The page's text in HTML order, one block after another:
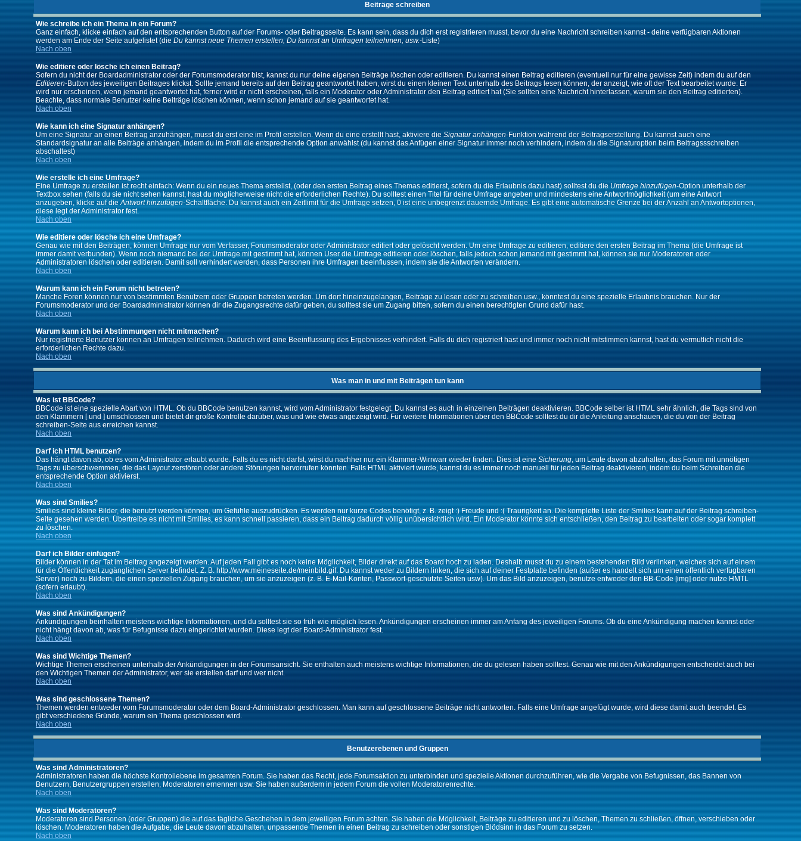
Beiträge schreiben
Wie schreibe ich ein Thema in ein Forum?
Ganz einfach, klicke einfach auf den entsprechenden Button auf der Forums- oder Beitragsseite. Es kann sein, dass du dich erst registrieren musst, bevor du eine Nachricht schreiben kannst - deine verfügbaren Aktionen
werden am Ende der Seite aufgelistet (die Du kannst neue Themen erstellen, Du kannst an Umfragen teilnehmen, usw.-Liste)
Nach oben
Wie editiere oder lösche ich einen Beitrag?
Sofern du nicht der Boardadministrator oder der Forumsmoderator bist, kannst du nur deine eigenen Beiträge löschen oder editieren. Du kannst einen Beitrag editieren (eventuell nur für eine gewisse Zeit) indem du auf den
Editieren-Button des jeweiligen Beitrages klickst. Sollte jemand bereits auf den Beitrag geantwortet haben, wirst du einen kleinen Text unterhalb des Beitrags lesen können, der anzeigt, wie oft der Text bearbeitet wurde. Er
wird nur erscheinen, wenn jemand geantwortet hat, ferner wird er nicht erscheinen, falls ein Moderator oder Administrator den Beitrag editiert hat (Sie sollten eine Nachricht hinterlassen, warum sie den Beitrag editierten).
Beachte, dass normale Benutzer keine Beiträge löschen können, wenn schon jemand auf sie geantwortet hat.
Nach oben
Wie kann ich eine Signatur anhängen?
Um eine Signatur an einen Beitrag anzuhängen, musst du erst eine im Profil erstellen. Wenn du eine erstellt hast, aktiviere die Signatur anhängen-Funktion während der Beitragserstellung. Du kannst auch eine
Standardsignatur an alle Beiträge anhängen, indem du im Profil die entsprechende Option anwählst (du kannst das Anfügen einer Signatur immer noch verhindern, indem du die Signaturoption beim Beitragssschreiben
abschaltest)
Nach oben
Wie erstelle ich eine Umfrage?
Eine Umfrage zu erstellen ist recht einfach: Wenn du ein neues Thema erstellst, (oder den ersten Beitrag eines Themas editierst, sofern du die Erlaubnis dazu hast) solltest du die Umfrage hinzufügen-Option unterhalb der
Textbox sehen (falls du sie nicht sehen kannst, hast du möglicherweise nicht die erforderlichen Rechte). Du solltest einen Titel für deine Umfrage angeben und mindestens eine Antwortmöglichkeit (um eine Antwort
anzugeben, klicke auf dieAntwort hinzufügen-Schaltfläche. Du kannst auch ein Zeitlimit für die Umfrage setzen, 0 ist eine unbegrenzt dauernde Umfrage. Es gibt eine automatische Grenze bei der Anzahl an Antwortoptionen,
diese legt der Administrator fest.
Nach oben
Wie editiere oder lösche ich eine Umfrage?
Genau wie mit den Beiträgen, können Umfrage nur vom Verfasser, Forumsmoderator oder Administrator editiert oder gelöscht werden. Um eine Umfrage zu editieren, editiere den ersten Beitrag im Thema (die Umfrage ist
immer damit verbunden). Wenn noch niemand bei der Umfrage mit gestimmt hat, können User die Umfrage editieren oder löschen, falls jedoch schon jemand mit gestimmt hat, können sie nur Moderatoren oder
Administratoren löschen oder editieren. Damit soll verhindert werden, dass Personen ihre Umfragen beeinflussen, indem sie die Antworten verändern.
Nach oben
Warum kann ich ein Forum nicht betreten?
Manche Foren können nur von bestimmten Benutzern oder Gruppen betreten werden. Um dort hineinzugelangen, Beiträge zu lesen oder zu schreiben usw., könntest du eine spezielle Erlaubnis brauchen. Nur der
Forumsmoderator und der Boardadministrator können dir die Zugangsrechte dafür geben, du solltest sie um Zugang bitten, sofern du einen berechtigten Grund dafür hast.
Nach oben
Warum kann ich bei Abstimmungen nicht mitmachen?
Nur registrierte Benutzer können an Umfragen teilnehmen. Dadurch wird eine Beeinflussung des Ergebnisses verhindert. Falls du dich registriert hast und immer noch nicht mitstimmen kannst, hast du vermutlich nicht die
erforderlichen Rechte dazu.
Nach oben
Was man in und mit Beiträgen tun kann
Was ist BBCode?
BBCode ist eine spezielle Abart von HTML. Ob du BBCode benutzen kannst, wird vom Administrator festgelegt. Du kannst es auch in einzelnen Beiträgen deaktivieren. BBCode selber ist HTML sehr ähnlich, die Tags sind von
den Klammern [ und ] umschlossen und bietet dir große Kontrolle darüber, was und wie etwas angezeigt wird. Für weitere Informationen über den BBCode solltest du dir die Anleitung anschauen, die du von der Beitrag
schreiben-Seite aus erreichen kannst.
Nach oben
Darf ich HTML benutzen?
Das hängt davon ab, ob es vom Administrator erlaubt wurde. Falls du es nicht darfst, wirst du nachher nur ein Klammer-Wirrwarr wieder finden. Dies ist eine Sicherung, um Leute davon abzuhalten, das Forum mit unnötigen
Tags zu überschwemmen, die das Layout zerstören oder andere Störungen hervorrufen könnten. Falls HTML aktiviert wurde, kannst du es immer noch manuell für jeden Beitrag deaktivieren, indem du beim Schreiben die
entsprechende Option aktivierst.
Nach oben
Was sind Smilies?
Smilies sind kleine Bilder, die benutzt werden können, um Gefühle auszudrücken. Es werden nur kurze Codes benötigt, z. B. zeigt :) Freude und :( Traurigkeit an. Die komplette Liste der Smilies kann auf der Beitrag schreiben-
Seite gesehen werden. Übertreibe es nicht mit Smilies, es kann schnell passieren, dass ein Beitrag dadurch völlig unübersichtlich wird. Ein Moderator könnte sich entschließen, den Beitrag zu bearbeiten oder sogar komplett
zu löschen.
Nach oben
Darf ich Bilder einfügen?
Bilder können in der Tat im Beitrag angezeigt werden. Auf jeden Fall gibt es noch keine Möglichkeit, Bilder direkt auf das Board hoch zu laden. Deshalb musst du zu einem bestehenden Bild verlinken, welches sich auf einem
für die Öffentlichkeit zugänglichen Server befindet. Z. B. http://www.meineseite.de/meinbild.gif. Du kannst weder zu Bildern linken, die sich auf deiner Festplatte befinden (außer es handelt sich um einen öffentlich verfügbaren
Server) noch zu Bildern, die einen speziellen Zugang brauchen, um sie anzuzeigen (z. B. E-Mail-Konten, Passwort-geschützte Seiten usw). Um das Bild anzuzeigen, benutze entweder den BB-Code [img] oder nutze HMTL
(sofern erlaubt).
Nach oben
Was sind Ankündigungen?
Ankündigungen beinhalten meistens wichtige Informationen, und du solltest sie so früh wie möglich lesen. Ankündigungen erscheinen immer am Anfang des jeweiligen Forums. Ob du eine Ankündigung machen kannst oder
nicht hängt davon ab, was für Befugnisse dazu eingerichtet wurden. Diese legt der Board-Administrator fest.
Nach oben
Was sind Wichtige Themen?
Wichtige Themen erscheinen unterhalb der Ankündigungen in der Forumsansicht. Sie enthalten auch meistens wichtige Informationen, die du gelesen haben solltest. Genau wie mit den Ankündigungen entscheidet auch bei
den Wichtigen Themen der Administrator, wer sie erstellen darf und wer nicht.
Nach oben
Was sind geschlossene Themen?
Themen werden entweder vom Forumsmoderator oder dem Board-Administrator geschlossen. Man kann auf geschlossene Beiträge nicht antworten. Falls eine Umfrage angefügt wurde, wird diese damit auch beendet. Es
gibt verschiedene Gründe, warum ein Thema geschlossen wird.
Nach oben
Benutzerebenen und Gruppen
Was sind Administratoren?
Administratoren haben die höchste Kontrollebene im gesamten Forum. Sie haben das Recht, jede Forumsaktion zu unterbinden und spezielle Aktionen durchzuführen, wie die Vergabe von Befugnissen, das Bannen von
Benutzern, Benutzergruppen erstellen, Moderatoren ernennen usw. Sie haben außerdem in jedem Forum die vollen Moderatorenrechte.
Nach oben
Was sind Moderatoren?
Moderatoren sind Personen (oder Gruppen) die auf das tägliche Geschehen in dem jeweiligen Forum achten. Sie haben die Möglichkeit, Beiträge zu editieren und zu löschen, Themen zu schließen, öffnen, verschieben oder
löschen. Moderatoren haben die Aufgabe, die Leute davon abzuhalten, unpassende Themen in einen Beitrag zu schreiben oder sonstigen Blödsinn in das Forum zu setzen.
Nach oben